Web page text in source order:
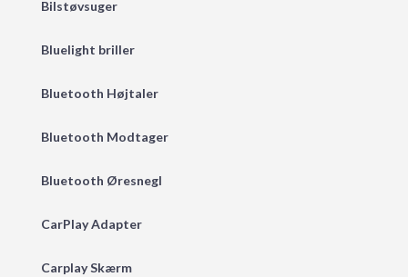
Bilstøvsuger
Bluelight briller
Bluetooth Højtaler
Bluetooth Modtager
Bluetooth Øresnegl
CarPlay Adapter
Carplay Skærm